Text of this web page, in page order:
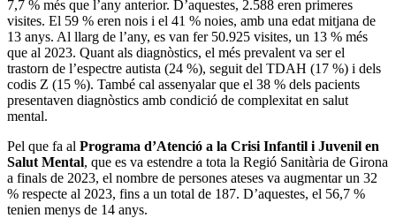
7,7 % més que l’any anterior. D’aquestes, 2.588 eren primeres
visites. El 59 % eren nois i el 41 % noies, amb una edat mitjana de
13 anys. Al llarg de l’any, es van fer 50.925 visites, un 13 % més
que al 2023. Quant als diagnòstics, el més prevalent va ser el
trastorn de l’espectre autista (24 %), seguit del TDAH (17 %) i dels
codis Z (15 %). També cal assenyalar que el 38 % dels pacients
presentaven diagnòstics amb condició de complexitat en salut
mental.
Pel que fa al Programa d’Atenció a la Crisi Infantil i Juvenil en
Salut Mental, que es va estendre a tota la Regió Sanitària de Girona
a finals de 2023, el nombre de persones ateses va augmentar un 32
% respecte al 2023, fins a un total de 187. D’aquestes, el 56,7 %
tenien menys de 14 anys.